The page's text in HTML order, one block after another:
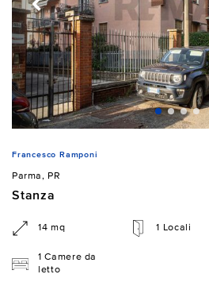
Francesco Ramponi
Parma, PR
Stanza
14 mq 1 Locali
1 Camere da
letto